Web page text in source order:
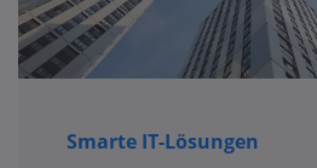
Smarte IT-Lösungen